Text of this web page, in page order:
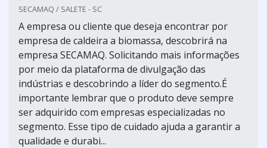
SECAMAQ / SALETE - SC
A empresa ou cliente que deseja encontrar por
empresa de caldeira a biomassa, descobrirá na
empresa SECAMAQ. Solicitando mais informações
por meio da plataforma de divulgação das
indústrias e descobrindo a líder do segmento.É
importante lembrar que o produto deve sempre
ser adquirido com empresas especializadas no
segmento. Esse tipo de cuidado ajuda a garantir a
qualidade e durabi...